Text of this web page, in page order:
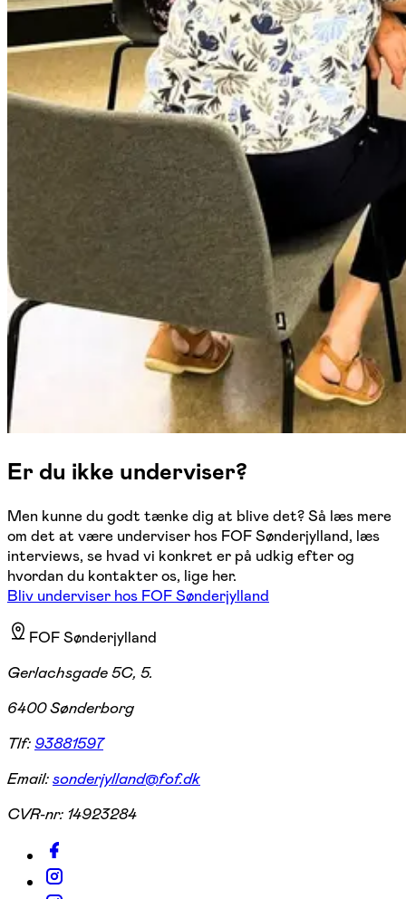
Er du ikke underviser?
Men kunne du godt tænke dig at blive det? Så læs mere
om det at være underviser hos FOF Sønderjylland, læs
interviews, se hvad vi konkret er på udkig efter og
hvordan du kontakter os, lige her.
Bliv underviser hos FOF Sønderjylland
FOF Sønderjylland
Gerlachsgade 5C, 5.
6400 Sønderborg
Tlf:93881597
Email:sonderjylland@fof.dk
CVR-nr: 14923284